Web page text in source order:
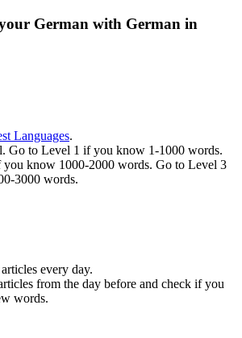
German with German in
Languages.
Go to Level 1 if you know 1-1000 words.
know 1000-2000 words. Go to Level 3
3000 words.
every day.
from the day before and check if you
words.